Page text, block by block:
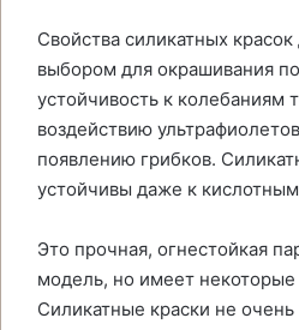
Свойства силикатных
выбором для окрашивания
устойчивость к колебаниям
воздействию
появлению грибков.
устойчивы даже к
Это прочная, огнестойкая
модель, но имеет некоторые
Силикатные краски не